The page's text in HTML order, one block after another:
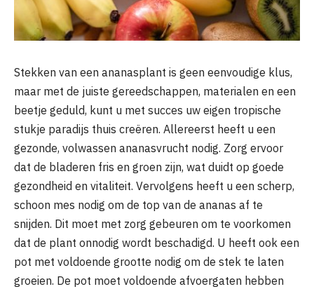
Stekken van een ananasplant is geen eenvoudige klus,
maar met de juiste gereedschappen, materialen en een
beetje geduld, kunt u met succes uw eigen tropische
stukje paradijs thuis creëren. Allereerst heeft u een
gezonde, volwassen ananasvrucht nodig. Zorg ervoor
dat de bladeren fris en groen zijn, wat duidt op goede
gezondheid en vitaliteit. Vervolgens heeft u een scherp,
schoon mes nodig om de top van de ananas af te
snijden. Dit moet met zorg gebeuren om te voorkomen
dat de plant onnodig wordt beschadigd. U heeft ook een
pot met voldoende grootte nodig om de stek te laten
groeien. De pot moet voldoende afvoergaten hebben